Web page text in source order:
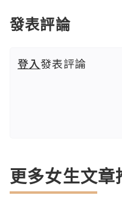
發表評論
登入發表評論
更多女生文章